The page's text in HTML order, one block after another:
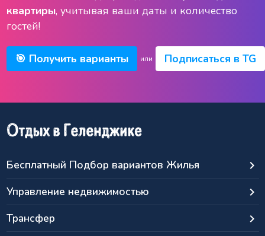
квартиры, учитывая ваши даты и количество
гостей!
🎯 Получить варианты или Подписаться в TG
Бесплатный Подбор вариантов Жилья
keyboard_arrow_right
Управление недвижимостью
keyboard_arrow_right
Трансфер
keyboard_arrow_right